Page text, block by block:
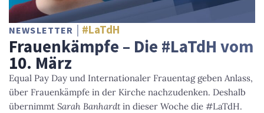
NEWSLETTER #LaTdH
Frauenkämpfe – Die #LaTdH vom
10. März
Equal Pay Day und Internationaler Frauentag geben Anlass,
über Frauenkämpfe in der Kirche nachzudenken. Deshalb
übernimmt Sarah Banhardtin dieser Woche die #LaTdH.